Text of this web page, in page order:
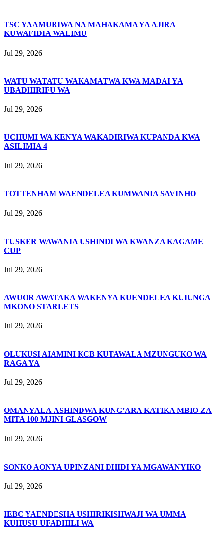
TSC YAAMURIWA NA MAHAKAMA YA AJIRA
KUWAFIDIA WALIMU
Jul 29, 2026
WATU WATATU WAKAMATWA KWA MADAI YA
UBADHIRIFU WA
Jul 29, 2026
UCHUMI WA KENYA WAKADIRIWA KUPANDA KWA
ASILIMIA 4
Jul 29, 2026
TOTTENHAM WAENDELEA KUMWANIA SAVINHO
Jul 29, 2026
TUSKER WAWANIA USHINDI WA KWANZA KAGAME
CUP
Jul 29, 2026
AWUOR AWATAKA WAKENYA KUENDELEA KUIUNGA
MKONO STARLETS
Jul 29, 2026
OLUKUSI AIAMINI KCB KUTAWALA MZUNGUKO WA
RAGA YA
Jul 29, 2026
OMANYALA ASHINDWA KUNG’ARA KATIKA MBIO ZA
MITA 100 MJINI GLASGOW
Jul 29, 2026
SONKO AONYA UPINZANI DHIDI YA MGAWANYIKO
Jul 29, 2026
IEBC YAENDESHA USHIRIKISHWAJI WA UMMA
KUHUSU UFADHILI WA